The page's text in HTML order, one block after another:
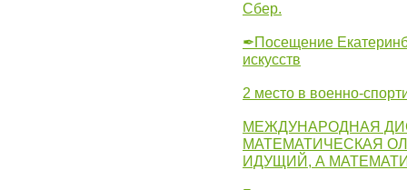
Сбер.
✒Посещение
искусств
2 место в военно-
МЕЖДУНАРОДНАЯ
МАТЕМАТИЧЕСКАЯ
ИДУЩИЙ, А